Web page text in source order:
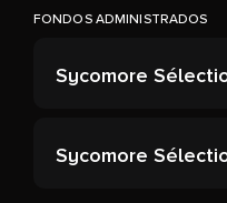
FONDOS ADMINISTRADOS
Sycomore
Sycomore